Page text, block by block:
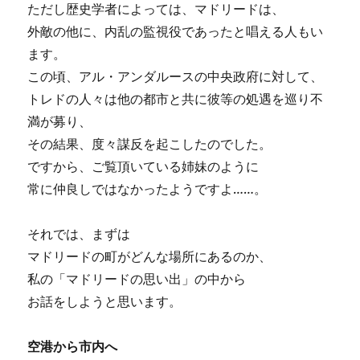
ただし歴史学者によっては、マドリードは、
外敵の他に、内乱の監視役であったと唱える人もい
ます。
この頃、アル・アンダルースの中央政府に対して、
トレドの人々は他の都市と共に彼等の処遇を巡り不
満が募り、
その結果、度々謀反を起こしたのでした。
ですから、ご覧頂いている姉妹のように
常に仲良しではなかったようですよ……。
それでは、まずは
マドリードの町がどんな場所にあるのか、
私の「マドリードの思い出」の中から
お話をしようと思います。
空港から市内へ